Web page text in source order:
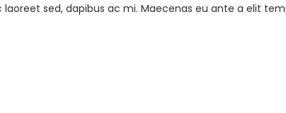
laoreet sed, dapibus ac mi. Maecenas eu ante a elit